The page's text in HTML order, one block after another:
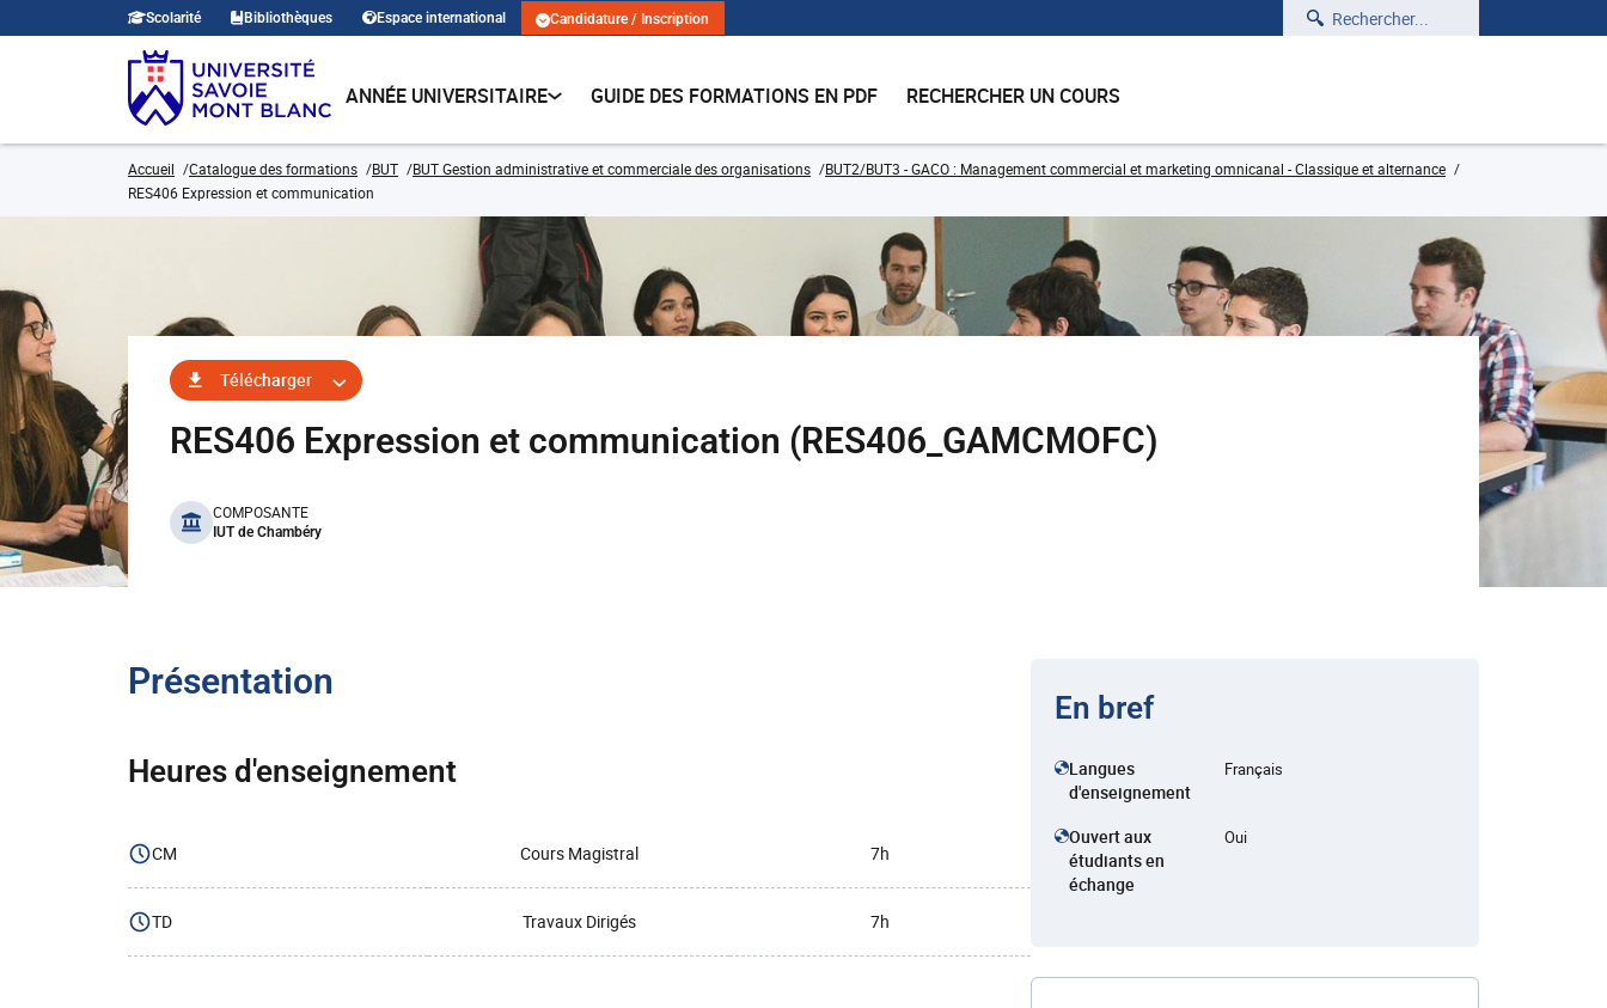
Scolarité Bibliothèques Espace international Candidature / Inscription Rechercher
ANNÉE UNIVERSITAIRE GUIDE DES FORMATIONS EN PDF RECHERCHER UN COURS
Accueil Catalogue des formations BUT BUT Gestion administrative et commerciale des organisations
BUT2/BUT3 - GACO : Management commercial et marketing omnicanal - Classique et alternance
RES406 Expression et communication
Télécharger
RES406 Expression et communication (RES406_GAMCMOFC)
benefits
COMPOSANTE
IUT de Chambéry
Présentation
Heures d'enseignement
CM Cours Magistral 7h
TD Travaux Dirigés 7h
En bref
Langues
d'enseignement
Français
Ouvert aux
étudiants en
échange
Oui